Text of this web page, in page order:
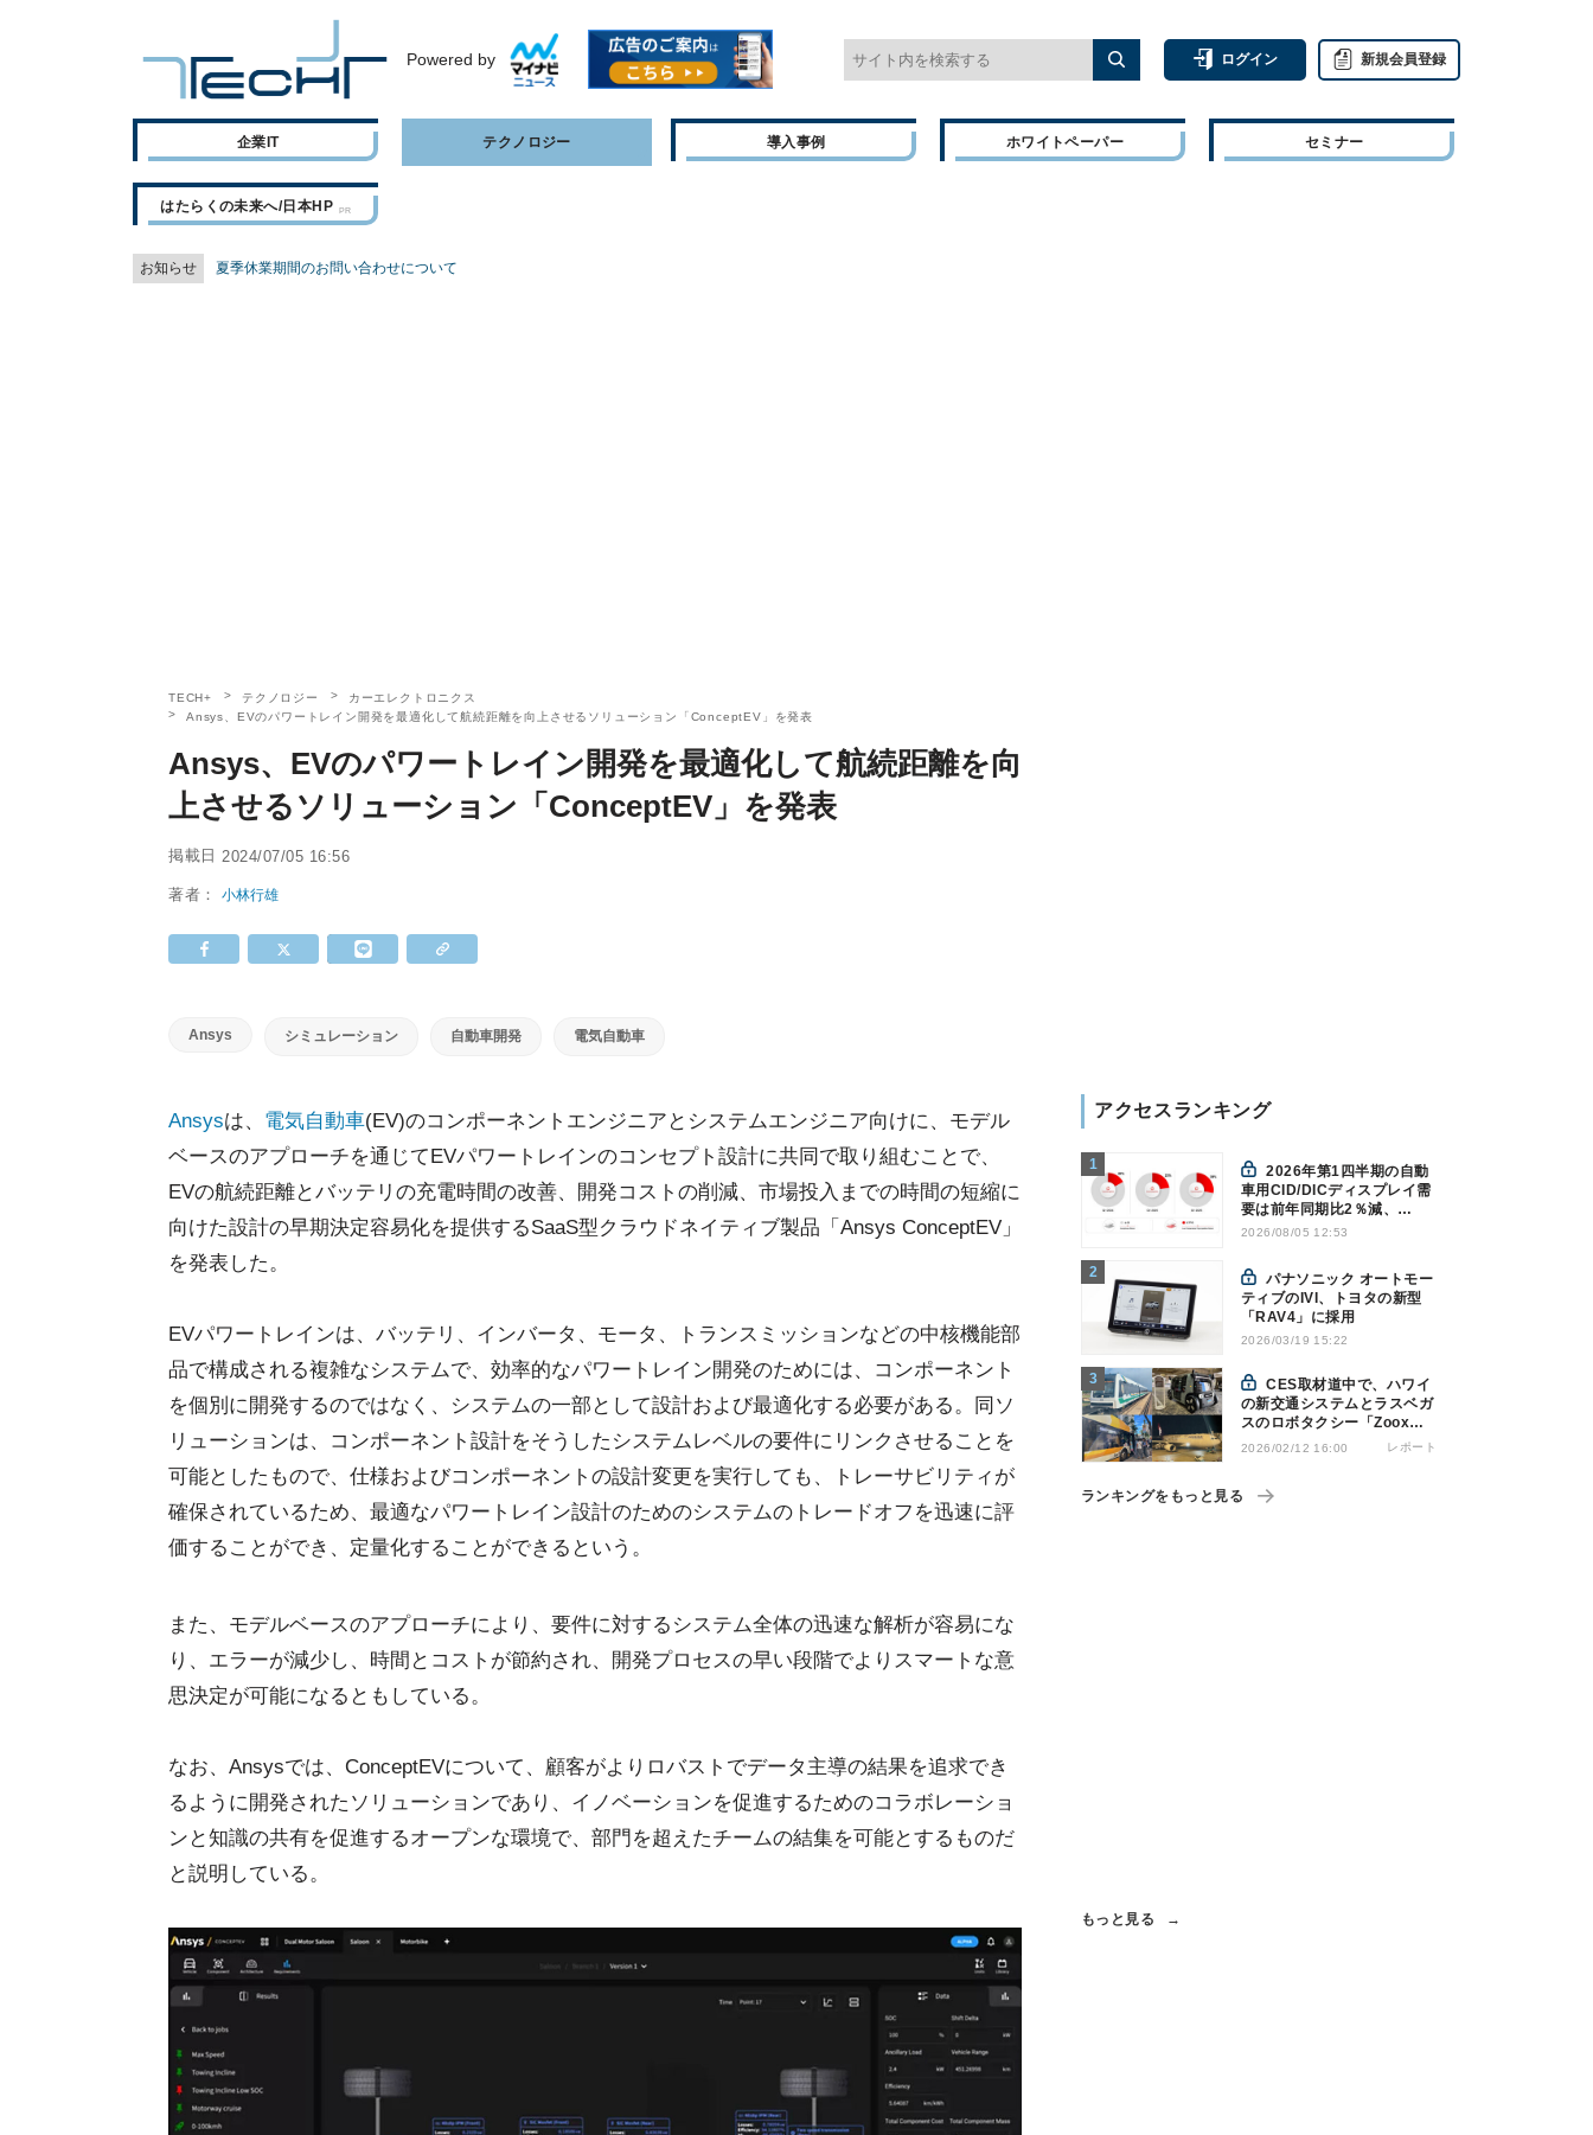
Powered by ログイン 新規会員登録
企業IT テクノロジー 導入事例 ホワイトペーパー セミナー
はたらくの未来へ/日本HP
お知らせ 夏季休業期間のお問い合わせについて
TECH+ テクノロジー
カーエレクトロニクス
Ansys、EVのパワートレイン開発を最適化して航続距離を向上させるソリューション「ConceptEV」を発表
Ansys、EVのパワートレイン開発を最適化して航続距離を向
上させるソリューション「ConceptEV」を発表
掲載日 2024/07/05 16:56
著者：小林行雄
Ansys シミュレーション 自動車開発 電気自動車
Ansysは、 電気自動車(EV)のコンポーネントエンジニアとシステムエンジニア向けに、モデル
ベースのアプローチを通じてEVパワートレインのコンセプト設計に共同で取り組むことで、
EVの航続距離とバッテリの充電時間の改善、開発コストの削減、市場投入までの時間の短縮に
向けた設計の早期決定容易化を提供するSaaS型クラウドネイティブ製品「Ansys ConceptEV」
を発表した。
EVパワートレインは、バッテリ、インバータ、モータ、トランスミッションなどの中核機能部
品で構成される複雑なシステムで、効率的なパワートレイン開発のためには、コンポーネント
を個別に開発するのではなく、システムの一部として設計および最適化する必要がある。同ソ
リューションは、コンポーネント設計をそうしたシステムレベルの要件にリンクさせることを
可能としたもので、仕様およびコンポーネントの設計変更を実行しても、トレーサビリティが
確保されているため、最適なパワートレイン設計のためのシステムのトレードオフを迅速に評
価することができ、定量化することができるという。
また、モデルベースのアプローチにより、要件に対するシステム全体の迅速な解析が容易にな
り、エラーが減少し、時間とコストが節約され、開発プロセスの早い段階でよりスマートな意
思決定が可能になるともしている。
なお、Ansysでは、ConceptEVについて、顧客がよりロバストでデータ主導の結果を追求でき
るように開発されたソリューションであり、イノベーションを促進するためのコラボレーショ
ンと知識の共有を促進するオープンな環境で、部門を超えたチームの結集を可能とするものだ
と説明している。
アクセスランキング
2026年第1四半期の自動
車用CID/DICディスプレイ需
要は前年同期比2％減、
Counterpoint調べ
2026/08/05 12:53
パナソニック オートモー
ティブのIVI、トヨタの新型
「RAV4」に採用
2026/03/19 15:22
CES取材道中で、ハワイ
の新交通システムとラスベガ
スのロボタクシー「Zoox」
に乗った話
2026/02/12 16:00 レポート
ランキングをもっと見る
もっと見る